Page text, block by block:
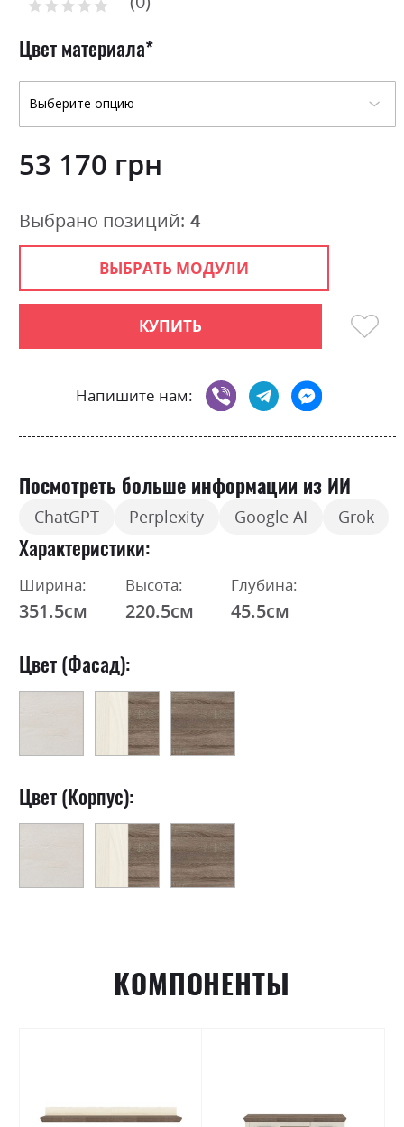
gallery
Рейтинг:
Цвет материала
53 170 грн
ВЫБРАТЬ МОДУЛИ
КУПИТЬ
Напишите нам:
Выбрано позиций: 4
Посмотреть больше информации из ИИ
ChatGPT Perplexity Google AI Grok
Характеристики
Ширина:
351.5см
Высота:
220.5см
Глубина:
45.5см
Цвет (Фасад):
Цвет (Корпус):
КОМПОНЕНТЫ